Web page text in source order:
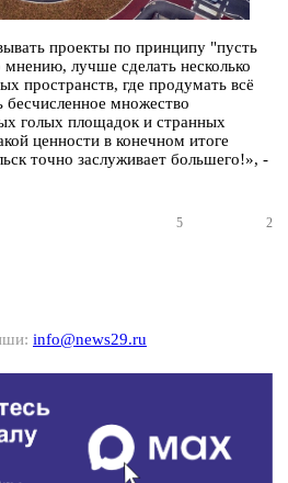
проекты по принципу "пусть
лучше сделать несколько
пространств, где продумать всё
бесчисленное множество
голых площадок и странных
ценности в конечном итоге
точно заслуживает большего!», -
5 2
info@news29.ru